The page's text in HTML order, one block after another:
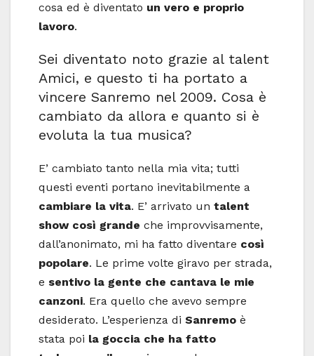
cosa ed è diventato un vero e proprio
lavoro.
Sei diventato noto grazie al talent
Amici, e questo ti ha portato a
vincere Sanremo nel 2009. Cosa è
cambiato da allora e quanto si è
evoluta la tua musica?
E’ cambiato tanto nella mia vita; tutti
questi eventi portano inevitabilmente a
cambiare la vita. E’ arrivato un talent
show così grande che improvvisamente,
dall’anonimato, mi ha fatto diventare così
popolare. Le prime volte giravo per strada,
e sentivo la gente che cantava le mie
canzoni. Era quello che avevo sempre
desiderato. L’esperienza di Sanremo è
stata poi la goccia che ha fatto